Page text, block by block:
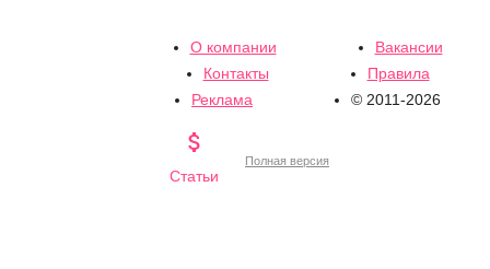
О компании
Вакансии
Контакты
Правила
Реклама
© 2011-2026

Статьи
Полная версия